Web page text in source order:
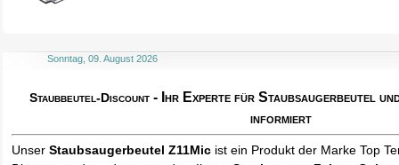
Sonntag, 09. August 2026
Staubbeutel-Discount - Ihr Experte für Staubsaugerbeutel
informiert
UnserStaubsaugerbeutel Z11Mic ist ein Produkt der Marke Top